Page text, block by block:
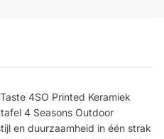
4SO Printed Keramiek
4 Seasons Outdoor
en duurzaamheid in één strak